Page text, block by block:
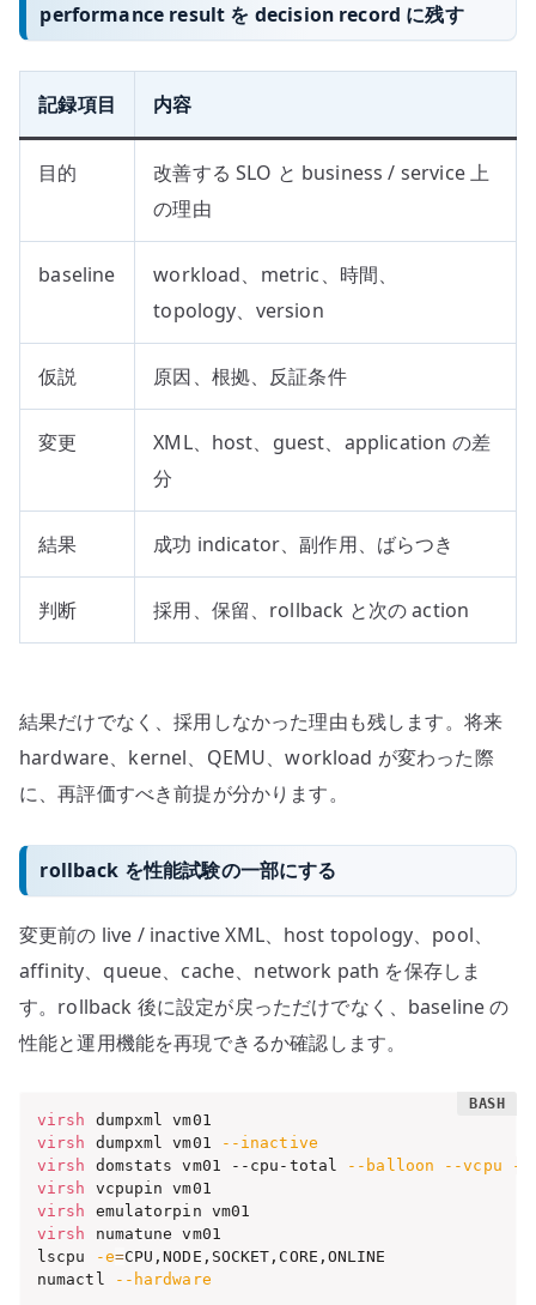
performance result を decision record に残す
記録項目 内容
目的
改善する SLO と business / service 上
の理由
baseline
workload、metric、時間、
topology、version
仮説 原因、根拠、反証条件
変更
XML、host、guest、application の差
分
結果 成功 indicator、副作用、ばらつき
判断 採用、保留、rollback と次の action
結果だけでなく、採用しなかった理由も残します。将来
hardware、kernel、QEMU、workload が変わった際
に、再評価すべき前提が分かります。
rollback を性能試験の一部にする
変更前の live / inactive XML、host topology、pool、
affinity、queue、cache、network path を保存しま
す。rollback 後に設定が戻っただけでなく、baseline の
性能と運用機能を再現できるか確認します。
virsh
virsh dumpxml vm01
--inactive
virsh domstats vm01 --cpu-total --balloon --vcpu
--
virsh
virsh
virsh numatune vm01
lscpu
-e=CPU,NODE,SOCKET,CORE,ONLINE
numactl
--hardware